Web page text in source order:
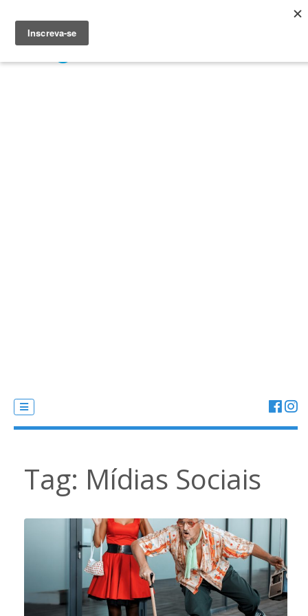
Tag: Mídias Sociais